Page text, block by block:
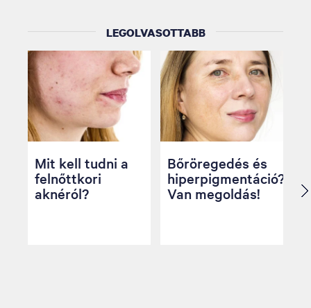
LEGOLVASOTTABB
Mit kell tudni a
felnőttkori
aknéról?
Bőröregedés és
hiperpigmentáció?
Van megoldás!